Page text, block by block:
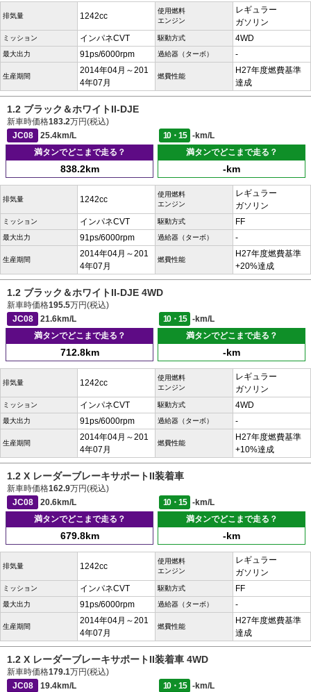
排気量 1242cc
使用燃料
エンジン
レギュラー
ガソリン
ミッション インパネCVT 駆動方式 4WD
最大出力 91ps/6000rpm 過給器（ターボ） -
生産期間
2014年04月～201
4年07月
燃費性能
H27年度燃費基準
達成
1.2 ブラック＆ホワイトII-DJE
新車時価格183.2万円(税込)
JC08
25.4km/L 10・15
-km/L
満タンでどこまで走る？
838.2km
満タンでどこまで走る？
-km
排気量 1242cc
使用燃料
エンジン
レギュラー
ガソリン
ミッション インパネCVT 駆動方式 FF
最大出力 91ps/6000rpm 過給器（ターボ） -
生産期間
2014年04月～201
4年07月
燃費性能
H27年度燃費基準
+20%達成
1.2 ブラック＆ホワイトII-DJE 4WD
新車時価格195.5万円(税込)
JC08
21.6km/L 10・15
-km/L
満タンでどこまで走る？
712.8km
満タンでどこまで走る？
-km
排気量 1242cc
使用燃料
エンジン
レギュラー
ガソリン
ミッション インパネCVT 駆動方式 4WD
最大出力 91ps/6000rpm 過給器（ターボ） -
生産期間
2014年04月～201
4年07月
燃費性能
H27年度燃費基準
+10%達成
1.2 X レーダーブレーキサポートII装着車
新車時価格162.9万円(税込)
JC08
20.6km/L 10・15
-km/L
満タンでどこまで走る？
679.8km
満タンでどこまで走る？
-km
排気量 1242cc
使用燃料
エンジン
レギュラー
ガソリン
ミッション インパネCVT 駆動方式 FF
最大出力 91ps/6000rpm 過給器（ターボ） -
生産期間
2014年04月～201
4年07月
燃費性能
H27年度燃費基準
達成
1.2 X レーダーブレーキサポートII装着車 4WD
新車時価格179.1万円(税込)
JC08
19.4km/L 10・15
-km/L